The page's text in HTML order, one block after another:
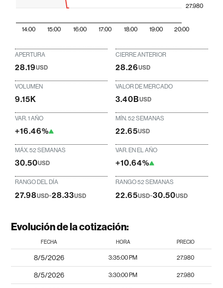
14:00 15:00 16:00 17:00 18:00 19:00 20:00
27.980
APERTURA
28.19USD
CIERRE ANTERIOR
28.26USD
VOLUMEN
9.15K
VALOR DE MERCADO
3.40BUSD
VAR. 1 AÑO
+16.46%
MÍN. 52 SEMANAS
22.65USD
MÁX. 52 SEMANAS
30.50USD
VAR. EN EL AÑO
+10.64%
RANGO DEL DÍA
27.98USD-28.33USD
RANGO 52 SEMANAS
22.65USD-30.50USD
Evolución de la cotización:
FECHA HORA PRECIO
8/5/2026 3:35:00 PM 27.980
8/5/2026 3:30:00 PM 27.980